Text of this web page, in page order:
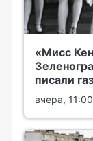
«Мисс
писали
вчера, 11:00